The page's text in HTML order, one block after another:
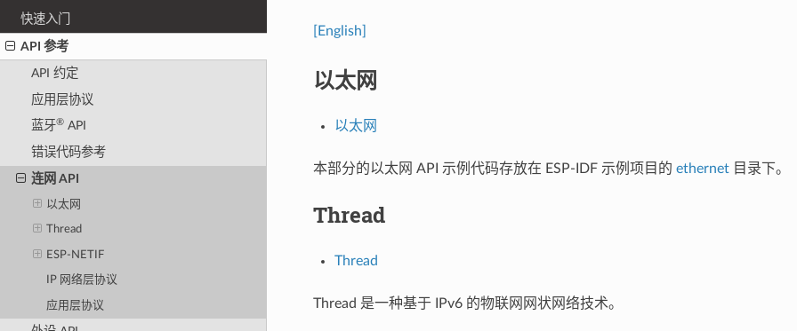
快速入门
API 参考
API 约定
应用层协议
蓝牙®API
错误代码参考
连网 API
以太网
Thread
ESP-NETIF
IP 网络层协议
应用层协议
[English]
以太网
以太网
本部分的以太网 API 示例代码存放在 ESP-IDF 示例项目的 ethernet目录下。
Thread
Thread
Thread 是一种基于 IPv6 的物联网网状网络技术。